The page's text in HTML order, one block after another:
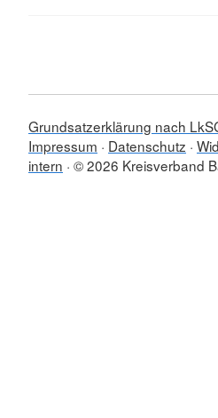
Grundsatzerklärung nach
Impressum
Datenschutz
intern © 2026 Kreisverband